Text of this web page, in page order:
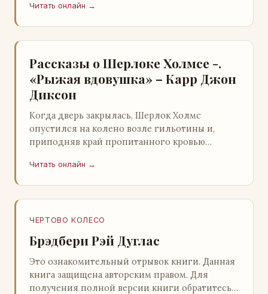
легального ко…
Читать онлайн →
Рассказы о Шерлоке Холмсе -.
«Рыжая вдовушка» – Карр Джон
Диксон
Когда дверь закрылась, Шерлок Холмс
опустился на колено возле гильотины и,
приподняв край пропитанного кровью
скрывался под ним…
Читать онлайн →
ЧЕРТОВО КОЛЕСО
Брэдбери Рэй Дуглас
Это ознакомительный отрывок книги. Данная
книга защищена авторским правом. Для
получения полной версии книги обратитесь к